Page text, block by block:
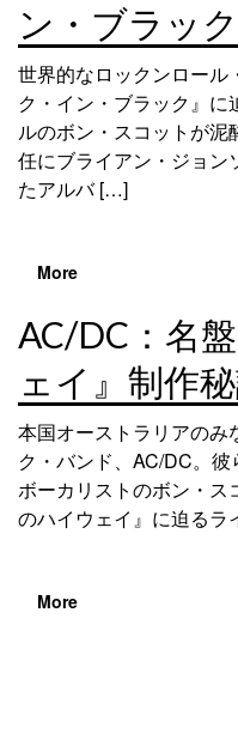
ン・ブラッ
世界的なロックンロール
ク・イン・ブラック』
ルのボン・スコットが
任にブライアン・ジョン
たアルバ […]
More
AC/DC：名
ェイ』制作
本国オーストラリアのみ
ク・バンド、AC/DC。
ボーカリストのボン・ス
のハイウェイ』に迫るラ
More